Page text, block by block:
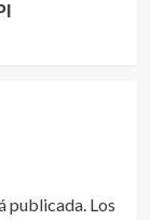
publicada. Los